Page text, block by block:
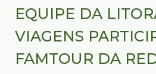
EQUIPE DA
VIAGENS
FAMTOUR DA